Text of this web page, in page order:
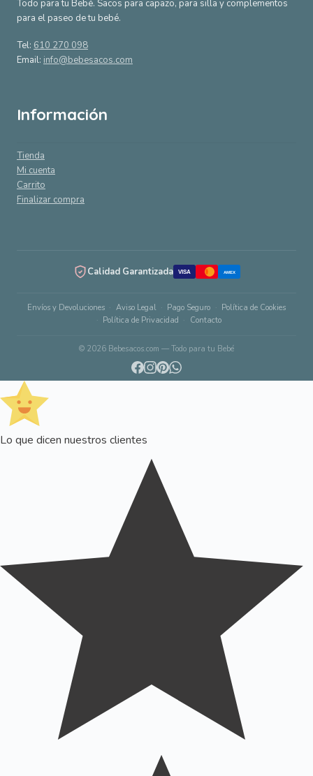
Todo para tu Bebé. Sacos para capazo, para silla y complementos
para el paseo de tu bebé.
Tel: 610 270 098
Email: info@bebesacos.com
Información
Tienda
Mi cuenta
Carrito
Finalizar compra
Calidad Garantizada VISA AMEX
Envíos y Devoluciones Aviso Legal Pago Seguro
Política de Cookies
Política de Privacidad
Contacto
© 2026 Bebesacos.com — Todo para tu Bebé
Lo que dicen nuestros clientes